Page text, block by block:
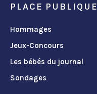
PLACE PUBLIQUE
Hommages
Jeux-Concours
Les bébés du journal
Sondages